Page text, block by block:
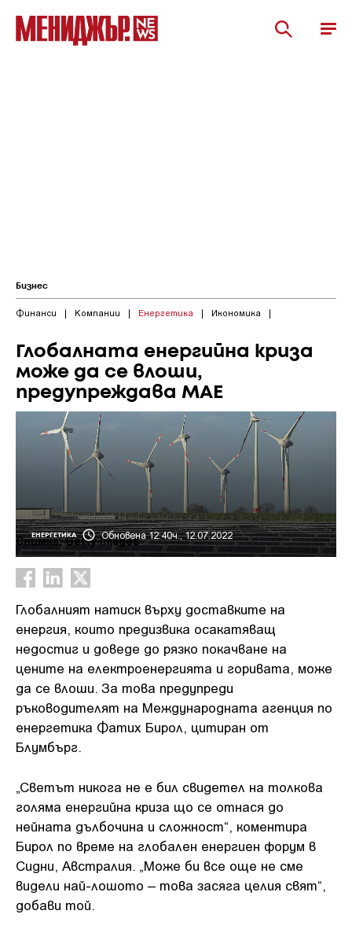
Бизнес
Финанси | Компании | Енергетика | Икономика |
Глобалната енергийна криза
може да се влоши,
предупреждава МАЕ
ЕНЕРГЕТИКА Обновена 12:40ч., 12.07.2022
Снимка: Getty images
Глобалният натиск върху доставките на
енергия, които предизвика осакатяващ
недостиг и доведе до рязко покачване на
цените на електроенергията и горивата, може
да се влоши. За това предупреди
ръководителят на Международната агенция по
енергетика Фатих Бирол, цитиран от
Блумбърг.
„Светът никога не е бил свидетел на толкова
голяма енергийна криза що се отнася до
нейната дълбочина и сложност“, коментира
Бирол по време на глобален енергиен форум в
Сидни, Австралия. „Може би все още не сме
видели най-лошото – това засяга целия свят“,
добави той.